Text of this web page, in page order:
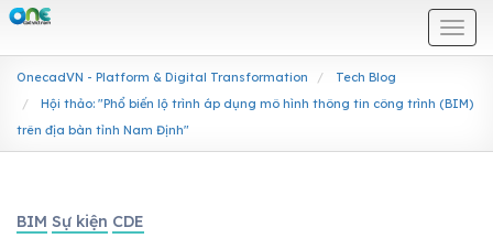
OnecadVN - Platform & Digital Transformation
Tech Blog
Hội thảo: "Phổ biến lộ trình áp dụng mô hình thông tin công trình (BIM)
trên địa bàn tỉnh Nam Định"
BIM Sự kiện CDE